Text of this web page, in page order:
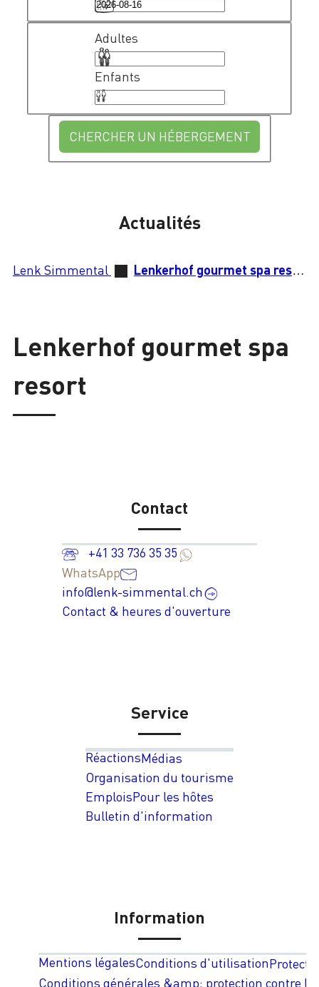
Adultes
Enfants
CHERCHER UN HÉBERGEMENT
Actualités
Lenk Simmental Lenkerhof gourmet spa resort
Lenkerhof gourmet spa
resort
Contact
+41 33 736 35 35
WhatsApp
info@lenk-simmental.ch
Contact & heures d'ouverture
Service
RéactionsMédias
Organisation du tourisme
EmploisPour les hôtes
Bulletin d'information
Information
Mentions légalesConditions d'utilisation
Conditions générales &amp; protection contre